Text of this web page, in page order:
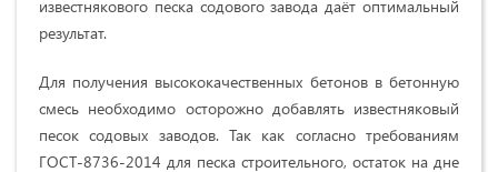
известнякового песка содового завода даёт оптимальный
результат.
Для получения высококачественных бетонов в бетонную
смесь необходимо осторожно добавлять известняковый
песок содовых заводов. Так как согласно требованиям
ГОСТ-8736-2014 для песка строительного, остаток на дне